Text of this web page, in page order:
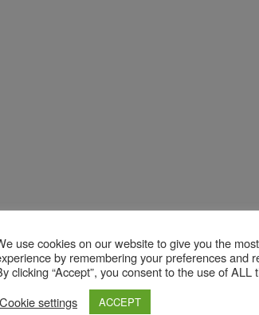
use cookies on our website to give you the
by remembering your preferences and
clicking “Accept”, you consent to the use of ALL
Cookie settings
ACCEPT